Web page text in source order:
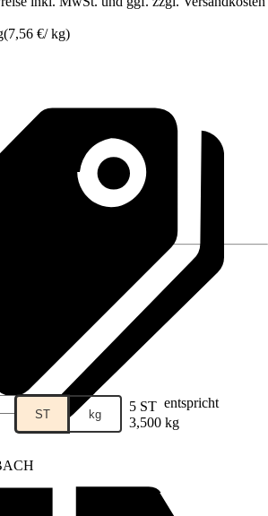
(7,56 €/ kg)
ST kg 5 ST entspricht
3,500 kg